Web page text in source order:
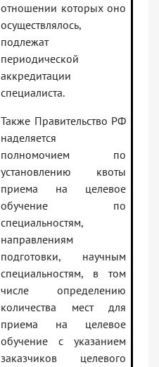
отношении которых оно
осуществлялось,
подлежат
периодической
аккредитации
специалиста.
Также Правительство РФ
наделяется
полномочием по
установлению квоты
приема на целевое
обучение по
специальностям,
направлениям
подготовки, научным
специальностям, в том
числе определению
количества мест для
приема на целевое
обучение с указанием
заказчиков целевого